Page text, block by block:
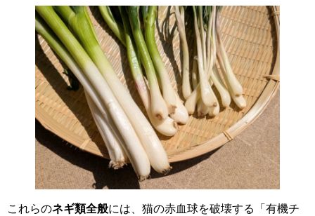
これらのネギ類全般には、猫の赤血球を破壊する「有機チ